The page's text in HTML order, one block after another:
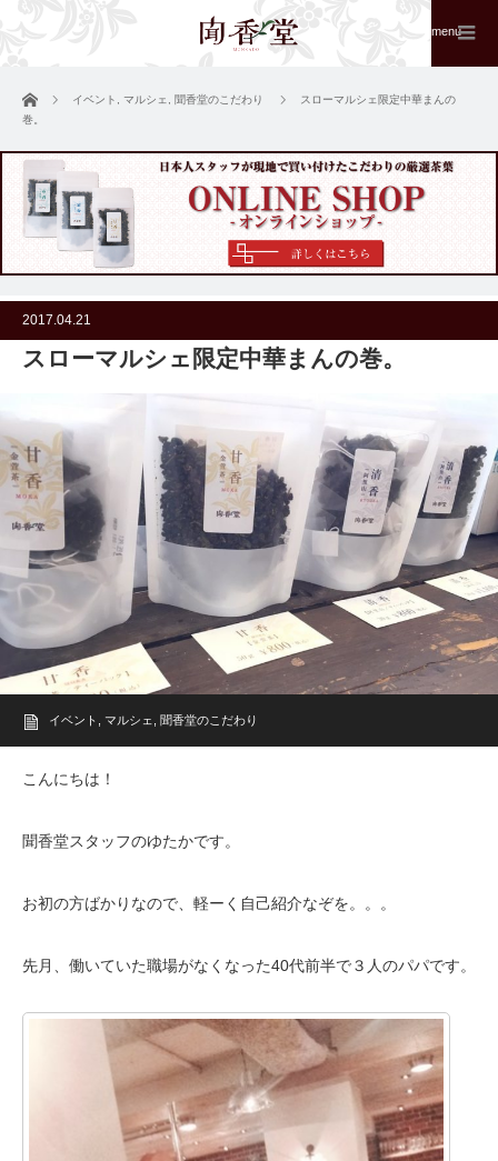
menu
ホーム イベント マルシェ 聞香堂のこだわり
スローマルシェ限定中華まんの
巻。
2017.04.21
スローマルシェ限定中華まんの巻。
イベント , マルシェ, 聞香堂のこだわり
こんにちは！
聞香堂スタッフのゆたかです。
お初の方ばかりなので、軽ーく自己紹介なぞを。。。
先月、働いていた職場がなくなった40代前半で３人のパパです。